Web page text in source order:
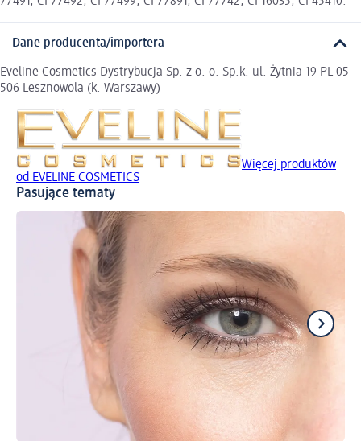
Dane producenta/importera
Eveline Cosmetics Dystrybucja Sp. z o. o. Sp.k. ul. Żytnia 19 PL-05-
506 Lesznowola (k. Warszawy)
Więcej produktów
od EVELINE COSMETICS
Pasujące tematy